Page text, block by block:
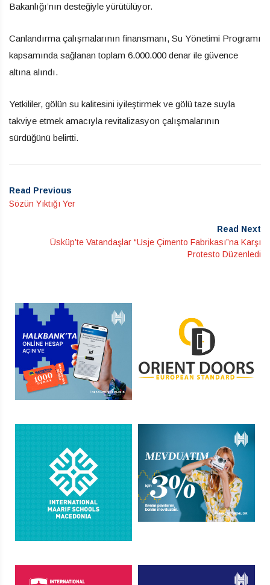
Bakanlığı’nın desteğiyle yürütülüyor.
Canlandırma çalışmalarının finansmanı, Su Yönetimi Programı
kapsamında sağlanan toplam 6.000.000 denar ile güvence
altına alındı.
Yetkililer, gölün su kalitesini iyileştirmek ve gölü taze suyla
takviye etmek amacıyla revitalizasyon çalışmalarının
sürdüğünü belirtti.
Read Previous
Sözün Yıktığı Yer
Read Next
Üsküp’te Vatandaşlar “Usje Çimento Fabrikası”na Karşı
Protesto Düzenledi